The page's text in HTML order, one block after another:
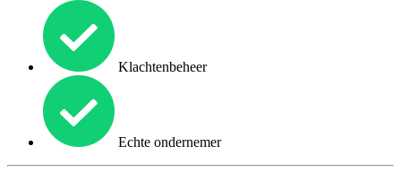
Klachtenbeheer
Echte ondernemer